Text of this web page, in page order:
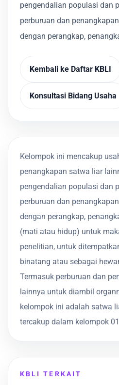
pengendalian populasi dan
perburuan dan
dengan perangkap,
Kembali ke Daftar KBLI
Konsultasi Bidang Usaha
Kelompok ini mencakup
penangkapan satwa liar
pengendalian populasi dan
perburuan dan
dengan perangkap,
(mati atau hidup) untuk
penelitian, untuk
binatang atau sebagai
Termasuk perburuan dan
lainnya untuk diambil
kelompok ini adalah satwa
tercakup dalam kelompok
KBLI TERKAIT